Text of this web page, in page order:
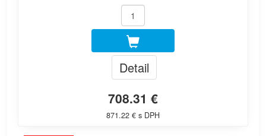
Detail
708.31 €
871.22 € s DPH